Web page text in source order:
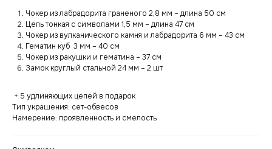
Чокер из лабрадорита граненого 2,8 мм – длина 50 см
Цепь тонкая с символами 1,5 мм – длина 47 см
Чокер из вулканического камня и лабрадорита 6 мм – 43 см
Гематин куб 3 мм – 40 см
Чокер из ракушки и гематина – 37 см
Замок круглый стальной 24 мм – 2 шт
+ 5 удлиняющих цепей в подарок
Тип украшения: сет-обвесов
Намерение: проявленность и смелость